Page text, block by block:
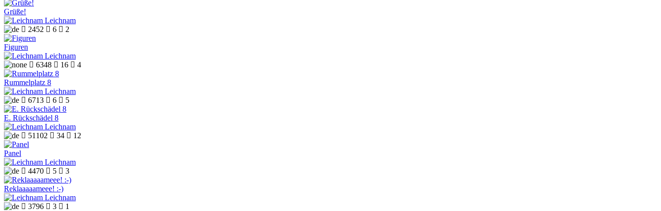
Grüße!
Leichnam
 2452  6  2
Figuren
Leichnam
 6348  16  4
Rummelplatz 8
Leichnam
 6713  6  5
E. Rückschädel 8
Leichnam
 51102  34  12
Panel
Leichnam
 4470  5  3
Reklaaaaameee! :-)
Leichnam
 3796  3  1